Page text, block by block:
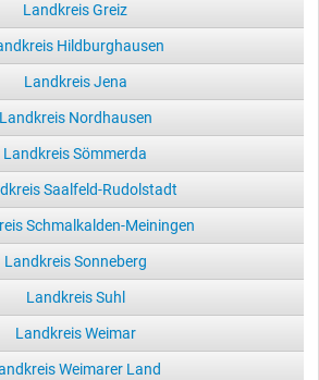
Landkreis Greiz
Hildburghausen
Landkreis Jena
Landkreis Nordhausen
Landkreis Sömmerda
Saalfeld-Rudolstadt
Schmalkalden-Meiningen
Landkreis Sonneberg
Landkreis Suhl
Landkreis Weimar
Weimarer Land